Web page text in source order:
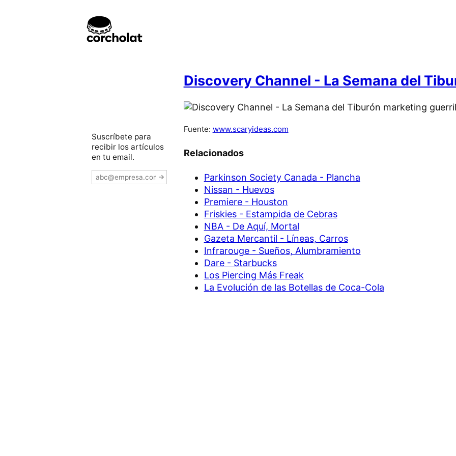
Discovery Channel - La Semana del
Fuente: www.scaryideas.com
Relacionados
Parkinson Society Canada - Plancha
Nissan - Huevos
Premiere - Houston
Friskies - Estampida de Cebras
NBA - De Aquí, Mortal
Gazeta Mercantil - Líneas, Carros
Infrarouge - Sueños, Alumbramiento
Dare - Starbucks
Los Piercing Más Freak
La Evolución de las Botellas de Coca-Cola
Suscríbete para
recibir los artículos
en tu email.